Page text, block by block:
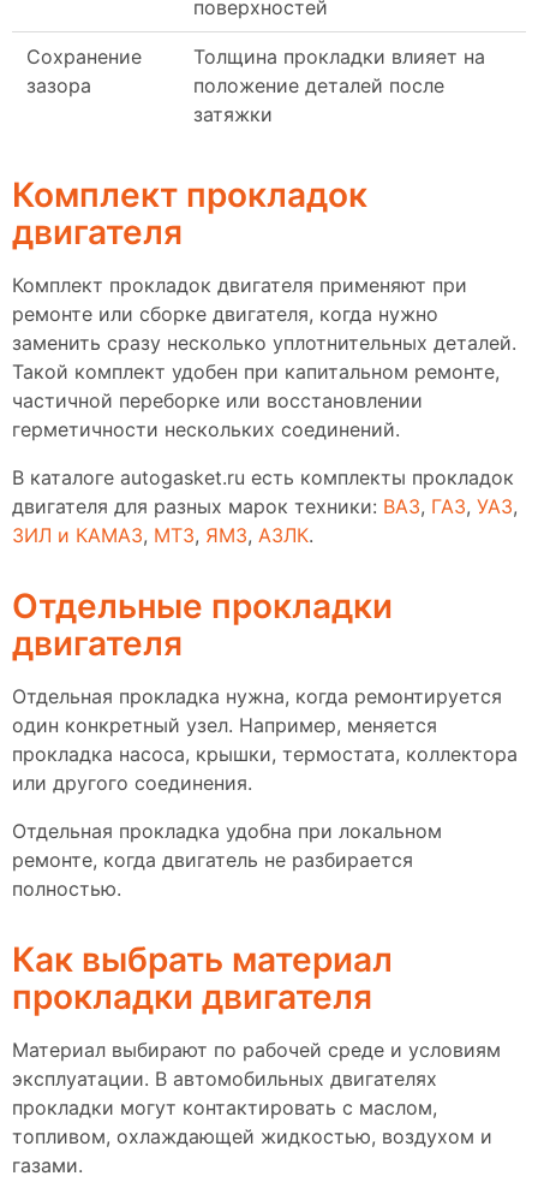
поверхностей
Сохранение
зазора
Толщина прокладки влияет на
положение деталей после
затяжки
Комплект прокладок
двигателя
Комплект прокладок двигателя применяют при
ремонте или сборке двигателя, когда нужно
заменить сразу несколько уплотнительных деталей.
Такой комплект удобен при капитальном ремонте,
частичной переборке или восстановлении
герметичности нескольких соединений.
В каталоге autogasket.ru есть комплекты прокладок
двигателя для разных марок техники: ВАЗ, ГАЗ, УАЗ,
ЗИЛ и КАМАЗ, МТЗ, ЯМЗ, АЗЛК.
Отдельные прокладки
двигателя
Отдельная прокладка нужна, когда ремонтируется
один конкретный узел. Например, меняется
прокладка насоса, крышки, термостата, коллектора
или другого соединения.
Отдельная прокладка удобна при локальном
ремонте, когда двигатель не разбирается
полностью.
Как выбрать материал
прокладки двигателя
Материал выбирают по рабочей среде и условиям
эксплуатации. В автомобильных двигателях
прокладки могут контактировать с маслом,
топливом, охлаждающей жидкостью, воздухом и
газами.